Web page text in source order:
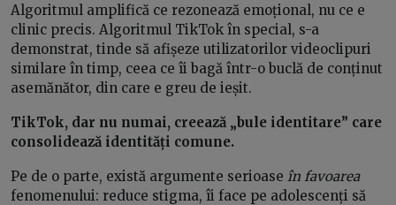
Algoritmul amplifică ce rezonează emoțional, nu ce e
clinic precis. Algoritmul TikTok în special, s-a
demonstrat, tinde să afișeze utilizatorilor videoclipuri
similare în timp, ceea ce îi bagă într-o buclă de conținut
asemănător, din care e greu de ieșit.
TikTok, dar nu numai, creează „bule identitare” care
consolidează identități comune.
Pe de o parte, există argumente serioase în favoarea
fenomenului: reduce stigma, îi face pe adolescenți să